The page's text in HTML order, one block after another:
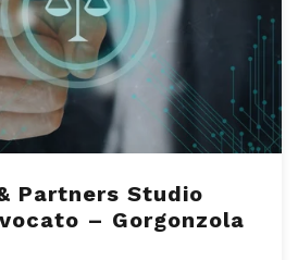
Partners Studio
– Gorgonzola